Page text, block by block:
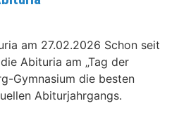
am 27.02.2026 Schon seit
Abituria am „Tag der
Gymnasium die besten
Abiturjahrgangs.